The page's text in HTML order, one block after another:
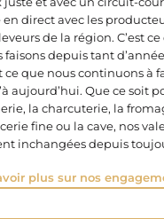
en direct avec les
de la région. C’est
faisons depuis tant
ce que nous continuons à
aujourd’hui. Que ce soit
la charcuterie, la
fine ou la cave, nos
inchangées depuis
plus sur nos